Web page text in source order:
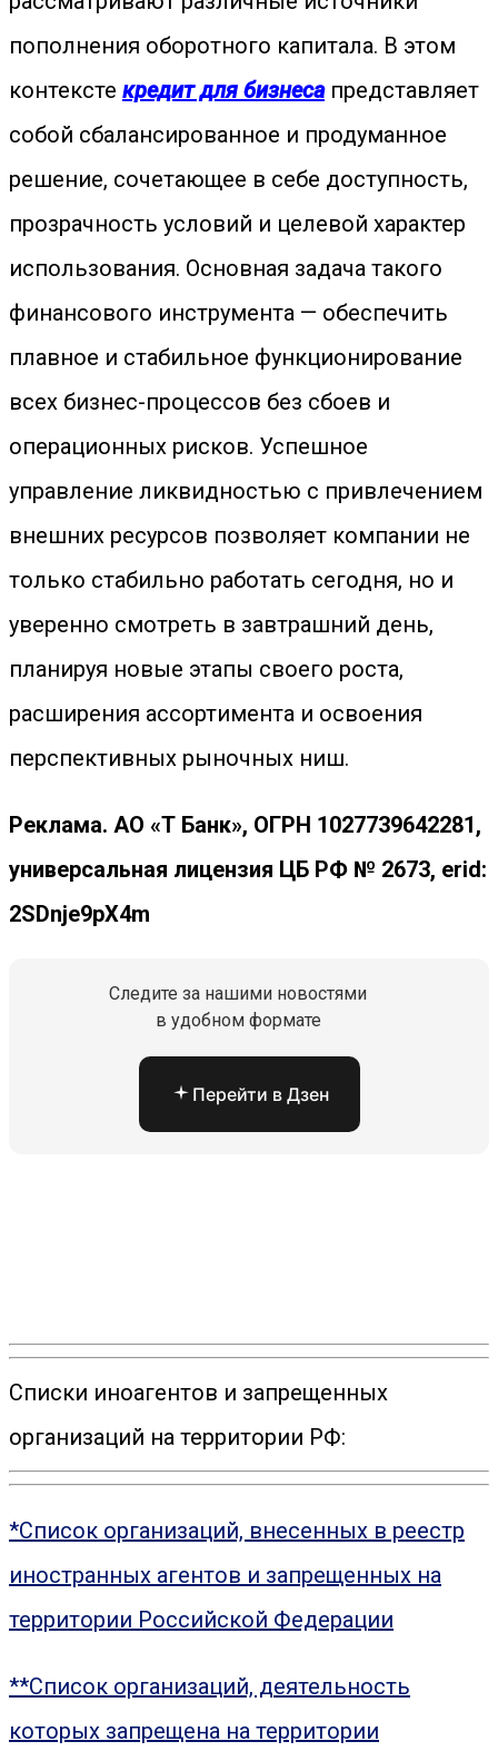
пополнения оборотного капитала. В этом
контексте кредит для бизнесапредставляет
собой сбалансированное и продуманное
решение, сочетающее в себе доступность,
прозрачность условий и целевой характер
использования. Основная задача такого
финансового инструмента — обеспечить
плавное и стабильное функционирование
всех бизнес-процессов без сбоев и
операционных рисков. Успешное
управление ликвидностью с привлечением
внешних ресурсов позволяет компании не
только стабильно работать сегодня, но и
уверенно смотреть в завтрашний день,
планируя новые этапы своего роста,
расширения ассортимента и освоения
перспективных рыночных ниш.
Реклама. АО «Т Банк», ОГРН 1027739642281,
универсальная лицензия ЦБ РФ № 2673, erid:
2SDnje9pX4m
Следите за нашими новостями
в удобном формате
Перейти в Дзен
Списки иноагентов и запрещенных
организаций на территории РФ:
*Список организаций, внесенных в реестр
иностранных агентов и запрещенных на
территории Российской Федерации
**Список организаций, деятельность
которых запрещена на территории